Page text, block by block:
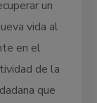
un
vida al
en el
de la
que